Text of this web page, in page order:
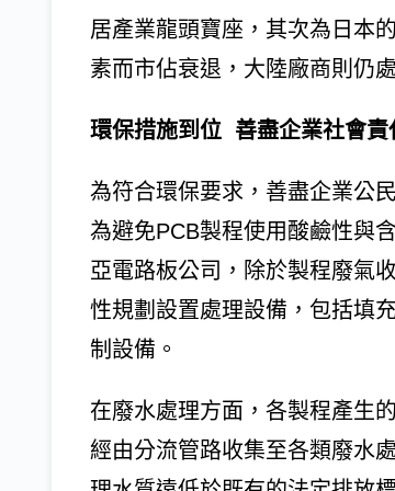
居產業龍頭寶座，其次為日本
素而市佔衰退，大陸廠商則仍
環保措施到位 善盡企業社會責
為符合環保要求，善盡企業公
為避免PCB製程使用酸鹼性與
亞電路板公司，除於製程廢氣
性規劃設置處理設備，包括填
制設備。
在廢水處理方面，各製程產生
經由分流管路收集至各類廢水